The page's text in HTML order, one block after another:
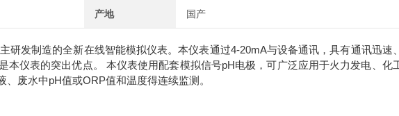
产地 国产
研发制造的全新在线智能模拟仪表。本仪表通过4-20mA与设备通讯，具有通讯迅速
本仪表的突出优点。 本仪表使用配套模拟信号pH电极，可广泛应用于火力发电、化
废水中pH值或ORP值和温度得连续监测。